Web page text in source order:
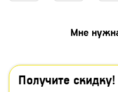
Получите скидку!
Мне